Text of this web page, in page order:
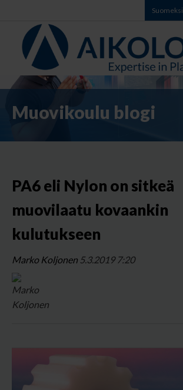
Suomeksi
Muovikoulu blogi
PA6 eli Nylon on sitkeä
muovilaatu kovaankin
kulutukseen
Marko Koljonen 5.3.2019 7:20